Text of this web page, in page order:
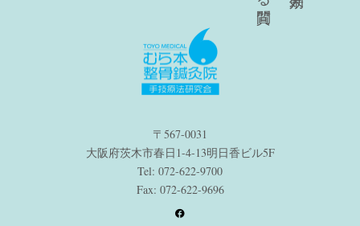
〒567-0031
大阪府茨木市春日1-4-13明日香ビル5F
Tel: 072-622-9700
Fax: 072-622-9696